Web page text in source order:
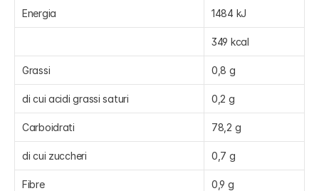
Energia 1484 kJ
349 kcal
Grassi 0,8 g
di cui acidi grassi saturi 0,2 g
Carboidrati 78,2 g
di cui zuccheri 0,7 g
Fibre 0,9 g